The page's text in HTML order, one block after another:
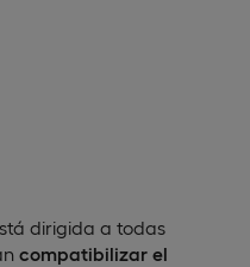
dirigida a todas
compatibilizar el